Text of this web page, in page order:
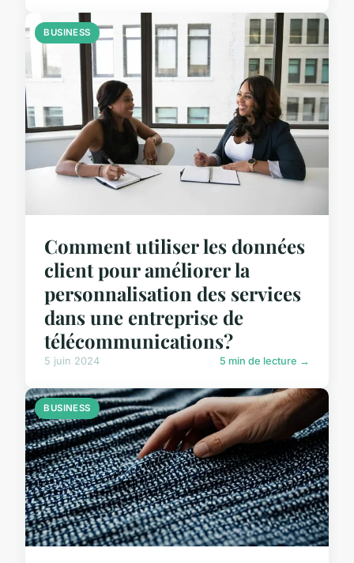
BUSINESS
Comment utiliser les données
client pour améliorer la
personnalisation des services
dans une entreprise de
télécommunications?
5 juin 2024 5 min de lecture →
BUSINESS